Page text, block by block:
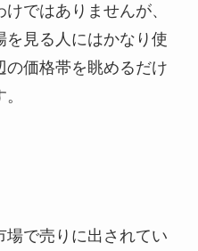
ではありませんが、
見る人にはかなり使
の価格帯を眺めるだけ
で売りに出されてい